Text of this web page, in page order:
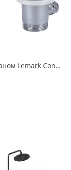
Смеситель для раковины с донным клапаном Lemark Contest LM5806CW хром белый